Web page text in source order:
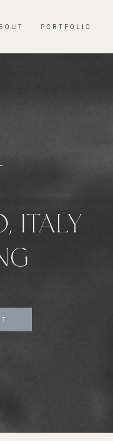
PORTFOLIO
ITALY